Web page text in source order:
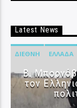
Latest News
ΔΙΕΘΝΉ ΕΛΛΆΔΑ
B.
τον